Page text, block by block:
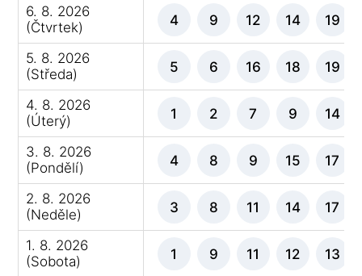
6. 8. 2026
(Čtvrtek)
4 9 12 14 19
5. 8. 2026
(Středa)
5 6 16 18 19
4. 8. 2026
(Úterý)
1 2 7 9 14
3. 8. 2026
(Pondělí)
4 8 9 15 17
2. 8. 2026
(Neděle)
3 8 11 14 17
1. 8. 2026
(Sobota)
1 9 11 12 13